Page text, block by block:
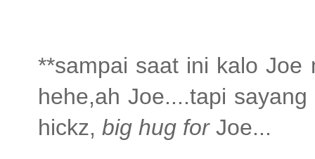
**sampai saat ini kalo Joe
hehe,ah Joe....tapi
hickz, big hug forJoe...